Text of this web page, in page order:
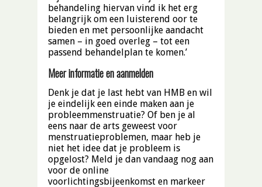
behandeling hiervan vind ik het erg
belangrijk om een luisterend oor te
bieden en met persoonlijke aandacht
samen – in goed overleg – tot een
passend behandelplan te komen.’
Meer informatie en aanmelden
Denk je dat je last hebt van HMB en wil
je eindelijk een einde maken aan je
probleemmenstruatie? Of ben je al
eens naar de arts geweest voor
menstruatieproblemen, maar heb je
niet het idee dat je probleem is
opgelost? Meld je dan vandaag nog aan
voor de online
voorlichtingsbijeenkomst en markeer